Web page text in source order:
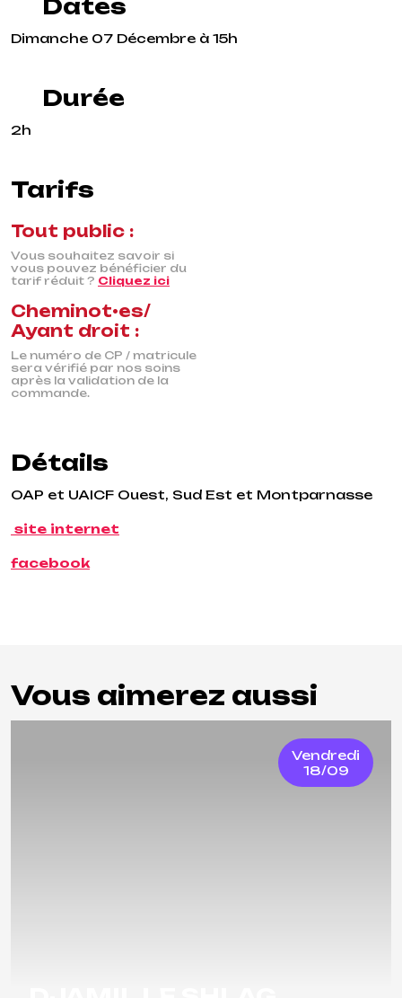
Dates
Dimanche 07 Décembre à 15h
Durée
2h
Tarifs
Tout public :
Vous souhaitez savoir si
vous pouvez bénéficier du
tarif réduit ? Cliquez ici
Cheminot•es/
Ayant droit :
Le numéro de CP / matricule
sera vérifié par nos soins
après la validation de la
commande.
Détails
OAP et UAICF Ouest, Sud Est et Montparnasse
site internet
facebook
Vous aimerez aussi
Vendredi
18/09